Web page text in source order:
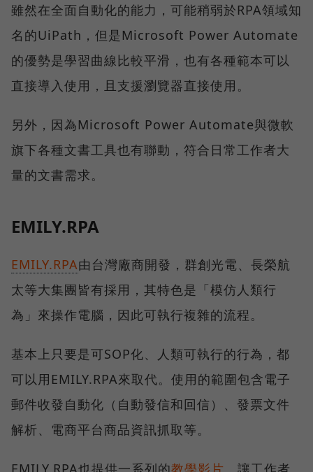
雖然在全面自動化的能力，可能稍弱於RPA領域知
名的UiPath，但是Microsoft Power Automate
的優勢是學習曲線比較平滑，也有各種範本可以
直接導入使用，且支援瀏覽器直接使用。
另外，因為Microsoft Power Automate與微軟
旗下各種文書工具也有聯動，符合日常工作者大
量的文書需求。
EMILY.RPA
EMILY.RPA由台灣廠商開發，群創光電、長榮航
太等大集團皆有採用，其特色是「模仿人類行
為」來操作電腦，因此可執行複雜的流程。
基本上只要是可SOP化、人類可執行的行為，都
可以用EMILY.RPA來取代。使用的範圍包含電子
郵件收發自動化（自動發信和回信）、發票文件
解析、電商平台商品資訊抓取等。
EMILY.RPA也提供一系列的教學影片 ，讓工作者